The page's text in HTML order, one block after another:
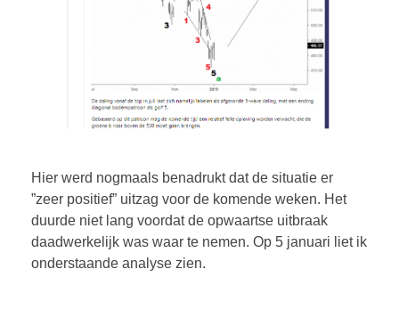
Hier werd nogmaals benadrukt dat de situatie er
”zeer positief” uitzag voor de komende weken. Het
duurde niet lang voordat de opwaartse uitbraak
daadwerkelijk was waar te nemen. Op 5 januari liet ik
onderstaande analyse zien.